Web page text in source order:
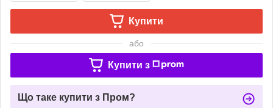
Купити
або
Купити з
Що таке купити з Пром?